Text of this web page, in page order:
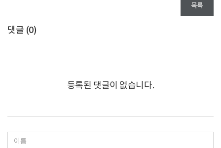
목록
댓글 (0)
등록된 댓글이 없습니다.